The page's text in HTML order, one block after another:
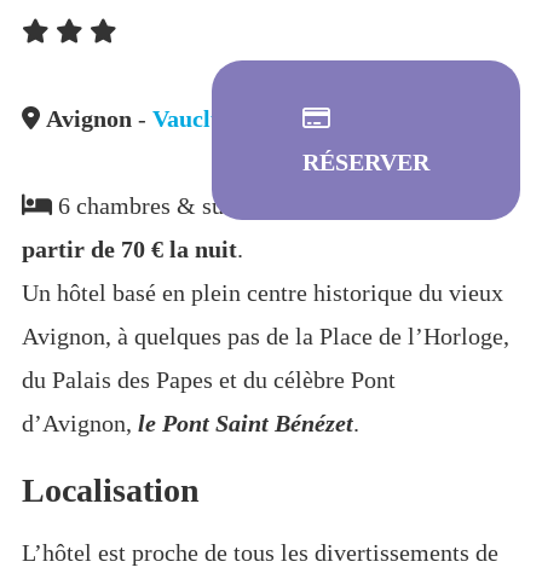
Avignon - Vaucluse
6 chambres & suites
partir de 70 € la nuit.
RÉSERVER
Un hôtel basé en plein centre historique du vieux
Avignon, à quelques pas de la Place de l’Horloge,
du Palais des Papes et du célèbre Pont
d’Avignon, le Pont Saint Bénézet.
Localisation
L’hôtel est proche de tous les divertissements de